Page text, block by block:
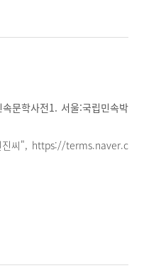
문학사전1. 서울:국립민속박
진씨", https://terms.naver.c